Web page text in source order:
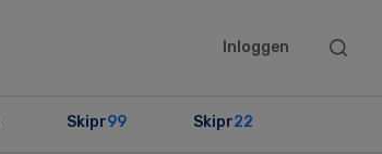
Inloggen
Search
Skipr99 Skipr22